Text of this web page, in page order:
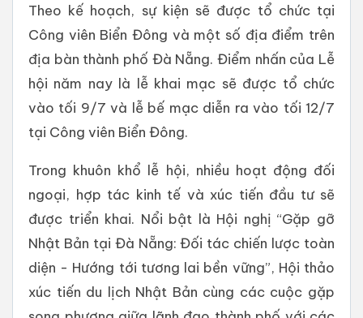
Theo kế hoạch, sự kiện sẽ được tổ chức tại
Công viên Biển Đông và một số địa điểm trên
địa bàn thành phố Đà Nẵng. Điểm nhấn của Lễ
hội năm nay là lễ khai mạc sẽ được tổ chức
vào tối 9/7 và lễ bế mạc diễn ra vào tối 12/7
tại Công viên Biển Đông.
Trong khuôn khổ lễ hội, nhiều hoạt động đối
ngoại, hợp tác kinh tế và xúc tiến đầu tư sẽ
được triển khai. Nổi bật là Hội nghị “Gặp gỡ
Nhật Bản tại Đà Nẵng: Đối tác chiến lược toàn
diện - Hướng tới tương lai bền vững”, Hội thảo
xúc tiến du lịch Nhật Bản cùng các cuộc gặp